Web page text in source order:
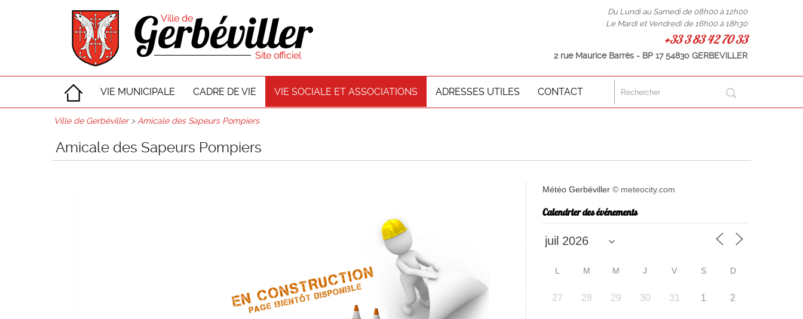
Du Lundi au Samedi de 08h00 à 12h00
Le Mardi et Vendredi de 16h00 à 18h30
+33 3 83 42 70 33
2 rue Maurice Barrès - BP 17 54830 GERBEVILLER
VIE MUNICIPALE CADRE DE VIE VIE SOCIALE ET ASSOCIATIONS ADRESSES UTILES CONTACT
Ville de Gerbéviller> Amicale des Sapeurs Pompiers
Amicale des Sapeurs Pompiers
Météo Gerbéviller © meteocity.com
Calendrier des événements
L M M J V S D
27 28 29 30 31 1 2